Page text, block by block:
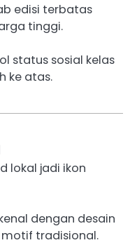
edisi terbatas
tinggi.
status sosial kelas
ke atas.
lokal jadi ikon
dengan desain
tradisional.